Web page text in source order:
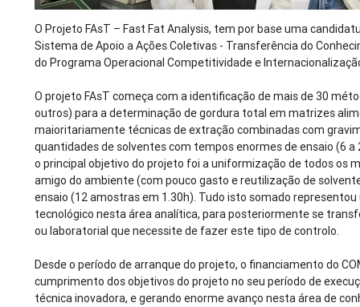
O Projeto FAsT – Fast Fat Analysis, tem por base uma
Sistema de Apoio a Ações Coletivas - Transferência do
do Programa Operacional Competitividade e
O projeto FAsT começa com a identificação de mais de 30
outros) para a determinação de gordura total em matrizes
maioritariamente técnicas de extração combinadas com
quantidades de solventes com tempos enormes de ensaio (6 a
o principal objetivo do projeto foi a uniformização de todos os
amigo do ambiente (com pouco gasto e reutilização de
ensaio (12 amostras em 1.30h). Tudo isto somado
tecnológico nesta área analítica, para posteriormente se
ou laboratorial que necessite de fazer este tipo de controlo.
Desde o período de arranque do projeto, o financiamento do
cumprimento dos objetivos do projeto no seu período de
técnica inovadora, e gerando enorme avanço nesta área de